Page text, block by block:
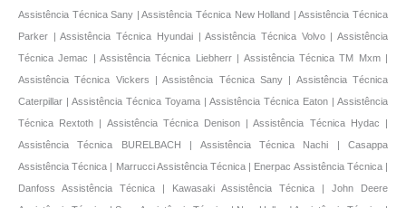
Assistência Técnica Sany | Assistência Técnica New Holland | Assistência Técnica
Parker | Assistência Técnica Hyundai | Assistência Técnica Volvo | Assistência
Técnica Jemac | Assistência Técnica Liebherr | Assistência Técnica TM Mxm |
Assistência Técnica Vickers | Assistência Técnica Sany | Assistência Técnica
Caterpillar | Assistência Técnica Toyama | Assistência Técnica Eaton | Assistência
Técnica Rextoth | Assistência Técnica Denison | Assistência Técnica Hydac |
Assistência Técnica BURELBACH | Assistência Técnica Nachi | Casappa
Assistência Técnica | Marrucci Assistência Técnica | Enerpac Assistência Técnica |
Danfoss Assistência Técnica | Kawasaki Assistência Técnica | John Deere